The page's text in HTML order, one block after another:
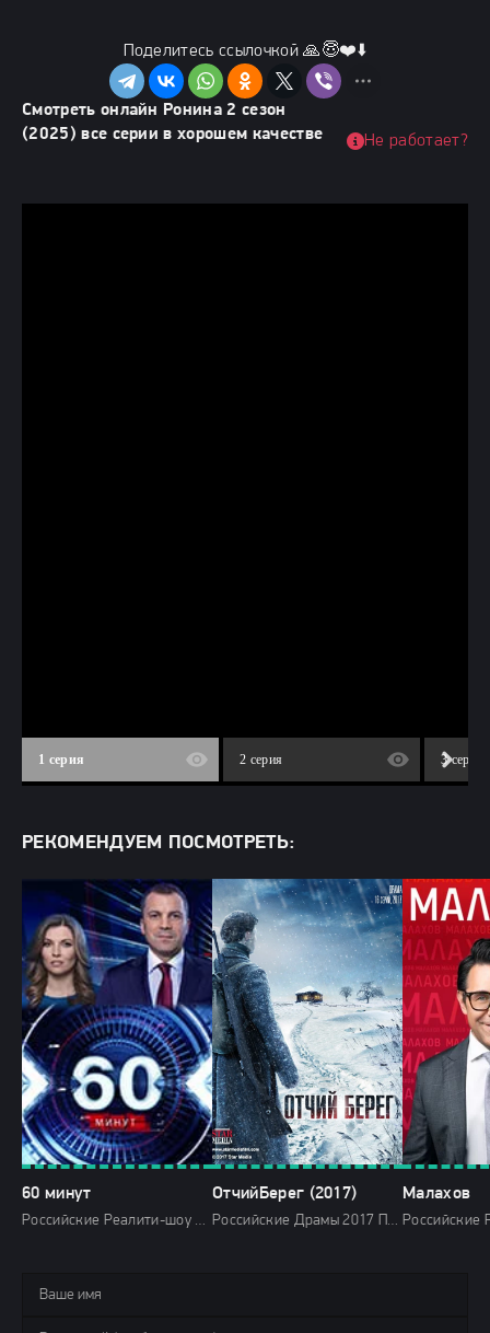
Поделитесь ссылочкой 🙏😇❤️⬇️
Смотреть онлайн Ронина 2 сезон
(2025) все серии в хорошем качестве
1 серия 2 серия 3 серия
Не работает?
РЕКОМЕНДУЕМ ПОСМОТРЕТЬ:
60 минут
Российские Реалити-шоу 2024 года 2025 Россия 1 HD
ОтчийБерег (2017)
Российские Драмы 2017 Первый канал HD
Малахов